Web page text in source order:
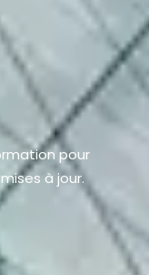
pour
à jour.